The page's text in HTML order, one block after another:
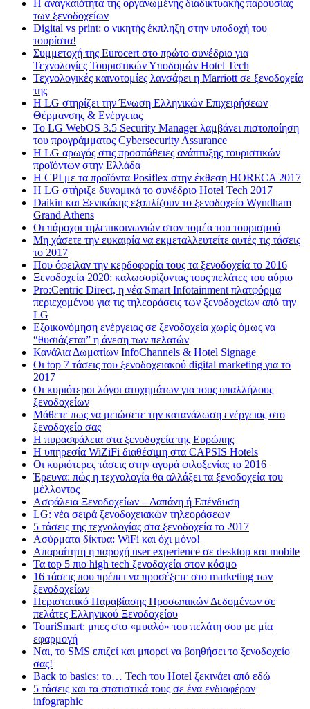
Η αναγκαιότητα της οργανωμένης διαδικτυακής παρουσίας
των ξενοδοχείων
Digital vs print: ο νικητής έκπληξη στην υποδοχή του
τουρίστα!
Συμμετοχή της Eurocert στο πρώτο συνέδριο για
Τεχνολογίες Τουριστικών Υποδομών Hotel Tech
Τεχνολογικές καινοτομίες λανσάρει η Marriott σε ξενοδοχεία
της
H LG στηρίζει την Ένωση Ελληνικών Επιχειρήσεων
Θέρμανσης & Ενέργειας
Το LG WebOS 3.5 Security Manager λαμβάνει πιστοποίηση
του προγράμματος Cybersecurity Assurance
Η LG αρωγός στις προσπάθειες ανάπτυξης τουριστικών
προϊόντων στην Ελλάδα
Η CPI με τα προϊόντα Posiflex στην έκθεση HORECA 2017
H LG στήριξε δυναμικά το συνέδριο Hotel Tech 2017
Daikin και Ξενικάκης εξοπλίζουν το ξενοδοχείο Wyndham
Grand Athens
Οι πάροχοι τηλεπικοινωνιών στον τομέα του τουρισμού
Μη χάσετε την ευκαιρία να εκμεταλλευτείτε αυτές τις τάσεις
το 2017
Που όφειλαν την κερδοφορία τους τα ξενοδοχεία το 2016
Ξενοδοχεία 2020: καλωσορίζοντας τους πελάτες του αύριο
Pro:Centric Direct, η νέα Smart Infotainment πλατφόρμα
περιεχομένου για τις τηλεοράσεις των ξενοδοχείων από την
LG
Εξοικονόμηση ενέργειας σε ξενοδοχεία χωρίς όμως να
“θυσιάζεται” η άνεση των πελατών
Κανάλια Δωματίων InfoChannels & Hotel Signage
Οι top 7 τάσεις του ξενοδοχειακού digital marketing για το
2017
Οι κυριότεροι λόγοι ατυχημάτων για τους υπαλλήλους
ξενοδοχείων
Μάθετε πως να μειώσετε την κατανάλωση ενέργειας στο
ξενοδοχείο σας
Η πυρασφάλεια στα ξενοδοχεία της Ευρώπης
Η υπηρεσία WiZiFi διαθέσιμη στα CAPSIS Hotels
Οι κυριότερες τάσεις στην αγορά φιλοξενίας το 2016
Έρευνα: πώς η τεχνολογία θα αλλάξει τα ξενοδοχεία του
μέλλοντος
Ασφάλεια Ξενοδοχείων – Δαπάνη ή Επένδυση
LG: νέα σειρά ξενοδοχειακών τηλεοράσεων
5 τάσεις της τεχνολογίας στα ξενοδοχεία το 2017
Ασύρματα δίκτυα: WiFi και όχι μόνο!
Απαραίτητη η παροχή user experience σε desktop και mobile
Τα top 5 πιο high tech ξενοδοχεία στον κόσμο
16 τάσεις που πρέπει να προσέξετε στο marketing των
ξενοδοχείων
Περιστατικό Παραβίασης Προσωπικών Δεδομένων σε
πελάτες Ελληνικού Ξενοδοχείου
TouriSmart: μπες στο «μυαλό» του πελάτη σου με μία
εφαρμογή
Ναι, το SMS επιζεί και μπορεί να βοηθήσει το ξενοδοχείο
σας!
Back to basics: το… Tech του Hotel ξεκινάει από εδώ
5 τάσεις και τα στατιστικά τους σε ένα ενδιαφέρον
infographic